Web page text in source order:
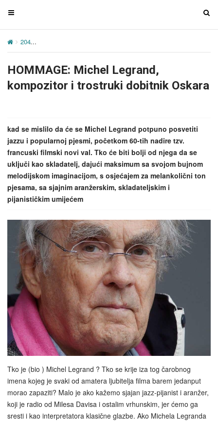
T
g
e
n
g
a
t
i
o
n
T
n
o
204
HOMMAGE: Michel Legrand,
kompozitor i trostruki dobitnik Oskara
kad se mislilo da će se Michel Legrand potpuno posvetiti
jazzu i popularnoj pjesmi, početkom 60-tih nadire tzv.
francuski filmski novi val. Tko će biti bolji od njega da se
uključi kao skladatelj, dajući maksimum sa svojom bujnom
melodijskom imaginacijom, s osjećajem za melankolični ton
pjesama, sa sjajnim aranžerskim, skladateljskim i
pijanističkim umijećem
Tko je (bio ) Michel Legrand ? Tko se krije iza tog čarobnog
imena kojeg je svaki od amatera ljubitelja filma barem jedanput
morao zapaziti? Malo je ako kažemo sjajan jazz-pijanist i aranžer,
koji je radio od Milesa Davisa i ostalim vrhunskim, jer ćemo ga
sresti i kao interpretatora klasične glazbe. Ako Michela Legranda